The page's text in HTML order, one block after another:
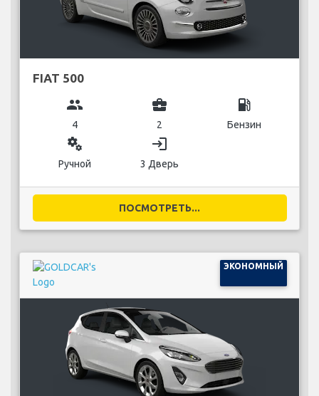
FIAT 500
group
4
business_center
2
local_gas_station
Бензин
miscellaneous_services
Ручной
login
3 Дверь
ПОСМОТРЕТЬ...
ЭКОНОМНЫЙ